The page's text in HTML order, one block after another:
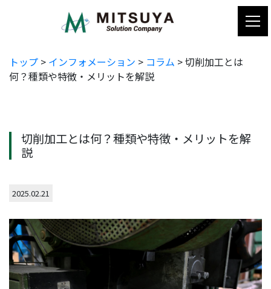
トップ > インフォメーション > コラム >切削加工とは
何？種類や特徴・メリットを解説
切削加工とは何？種類や特徴・メリットを解
説
2025.02.21